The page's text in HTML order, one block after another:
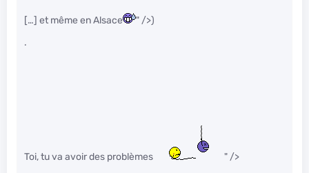
[…] et même en Alsace
" />)
.
Toi, tu va avoir des problèmes " />